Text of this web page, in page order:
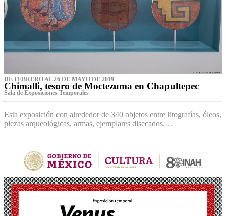
DE FEBRERO AL 26 DE MAYO DE 2019
Chimalli, tesoro de Moctezuma en Chapultepec
Sala de Exposiciones Temporales
Esta exposición con alrededor de 340 objetos entre litografías, óleos,
piezas arqueológicas, armas, ejemplares disecados,…